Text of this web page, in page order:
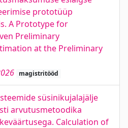
prototüüp
A Prototype for
Preliminary
at the Preliminary
magistritööd
süsinikujalajälje
arvutusmetoodika
Calculation of